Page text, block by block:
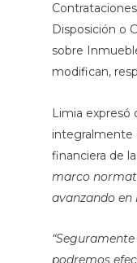
Disposición o
sobre
modifican,
Limia expresó
integralmente
financiera de
marco
avanzando en
podremos